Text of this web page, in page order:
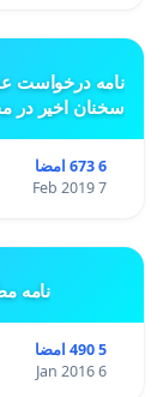
نامه درخواست
سخنان اخیر در
6 673 امضا
7 Feb 2019
نامه
5 490 امضا
6 Jan 2016